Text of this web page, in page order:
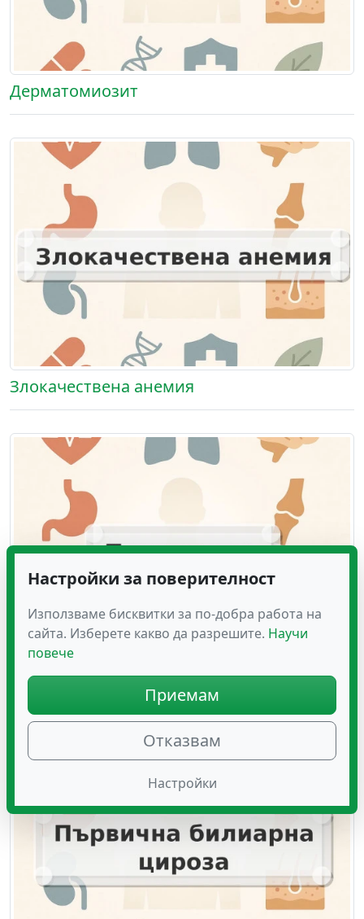
Дерматомиозит
Злокачествена анемия
Полимиозит
Настройки за поверителност
Използваме бисквитки за по-добра работа на
сайта. Изберете какво да разрешите. Научи
повече
Приемам
Отказвам
Настройки